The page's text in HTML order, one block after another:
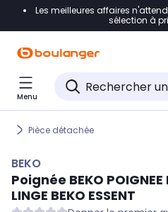
Accéder directement à la
Accéder directement au
Accéder directement au
Les meilleures affaires
sélection à
Menu
Pièce détachée
BEKO
Poignée BEKO
LINGE BEKO ESSENT